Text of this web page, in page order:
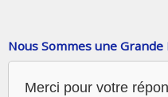
Nous Sommes une Grande
Merci pour votre